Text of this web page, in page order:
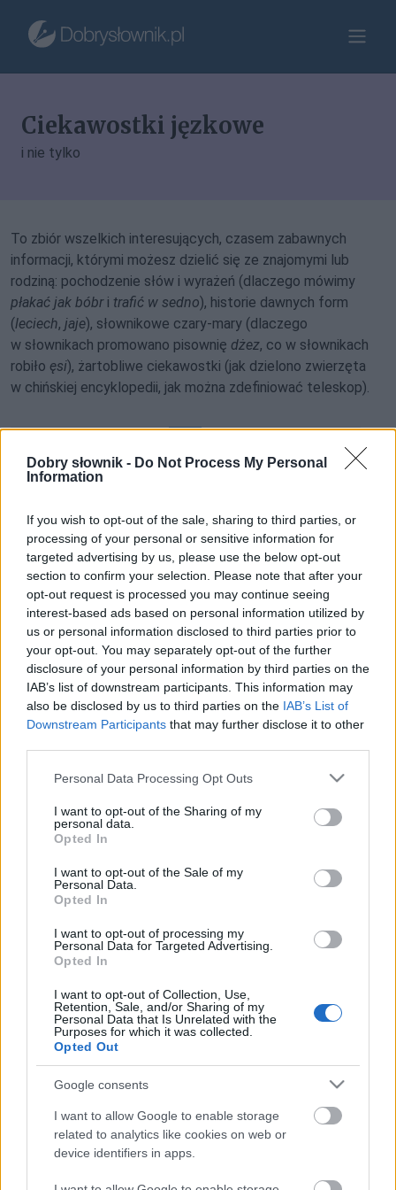
Dobry słownik - Do Not Process My Personal
Information
If you wish to opt-out of the sale, sharing to third parties, or
processing of your personal or sensitive information for
targeted advertising by us, please use the below opt-out
section to confirm your selection. Please note that after your
opt-out request is processed you may continue seeing
interest-based ads based on personal information utilized by
us or personal information disclosed to third parties prior to
your opt-out. You may separately opt-out of the further
disclosure of your personal information by third parties on the
IAB’s list of downstream participants. This information may
also be disclosed by us to third parties on the IAB’s List of
Downstream Participants that may further disclose it to other
Please note that this website/app uses one or more Google
not limited to your visit or usage behaviour. You may click to
grant or deny consent to Google and its third-party tags to
use your data for below specified purposes in below Google
consent section.
Personal Data Processing Opt Outs
I want to opt-out of the Sharing of my
personal data.
Opted In
I want to opt-out of the Sale of my
Personal Data.
Opted In
I want to opt-out of processing my
Personal Data for Targeted Advertising.
Opted In
I want to opt-out of Collection, Use,
Retention, Sale, and/or Sharing of my
Personal Data that Is Unrelated with the
Purposes for which it was collected.
Opted Out
Google consents
I want to allow Google to enable storage
related to analytics like cookies on web or
device identifiers in apps.
Ciekawostki jęzkowe
i nie tylko
To zbiór wszelkich interesujących, czasem zabawnych
informacji, którymi możesz dzielić się ze znajomymi lub
rodziną: pochodzenie słów i wyrażeń (dlaczego mówimy
płakać jak bóbri trafić w sedno), historie dawnych form
(leciech, jaje), słownikowe czary-mary (dlaczego
w słownikach promowano pisownię dżez, co w słownikach
robiło ęsi), żartobliwe ciekawostki (jak dzielono zwierzęta
w chińskiej encyklopedii, jak można zdefiniować teleskop).
H
J K
Wyświetlono 1–3 ciekawostki z 3
ćma— Jak się nazywa miejsce pochówku ćmy?
ćwok — Skąd tenćwok?
ćwok— Mrożkowski ćwąg
SŁOWNIK
OFERTA
PROGRAM PARTNERSKI
ZAPISZ SIĘ NA NEWSLETTER
O NAS
BLOG